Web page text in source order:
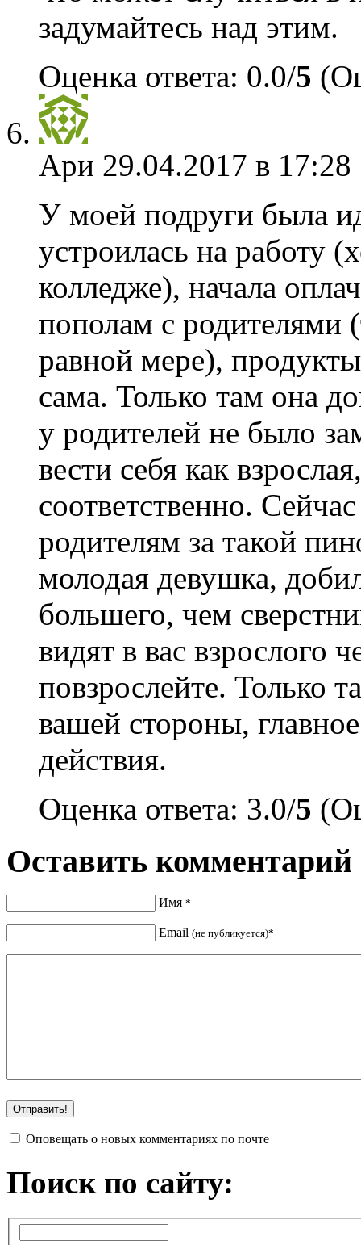
задумайтесь над этим.
Оценка ответа: 0.0/5
Ари 29.04.2017 в 17:28
У моей подруги была
устроилась на работу
колледже), начала
пополам с родителями
равной мере),
сама. Только там она
у родителей не было
вести себя как
соответственно.
родителям за такой
молодая девушка,
большего, чем
видят в вас взрослого
повзрослейте. Только
вашей стороны,
действия.
Оценка ответа: 3.0/5
Оставить комментарий
Имя *
Email (не публикуется)*
Оповещать о новых комментариях по почте
Поиск по сайту: